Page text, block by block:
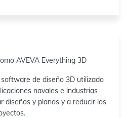
AVEVA Everything 3D
de diseño 3D utilizado
navales e industrias
diseños y planos y a reducir los